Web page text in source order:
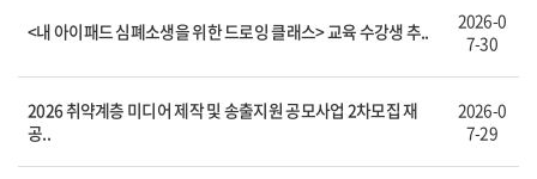
<내 아이패드 심폐소생을 위한 드로잉 클래스> 교육 수강생 추..
2026-0
7-30
2026 취약계층 미디어 제작 및 송출지원 공모사업 2차모집 재
공..
2026-0
7-29